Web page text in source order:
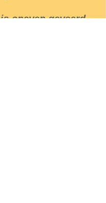
oneven geveerd.